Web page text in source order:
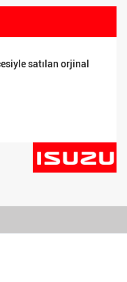
satılan orjinal